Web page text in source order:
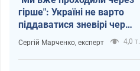
гірше": Україні не варто
піддаватися зневірі через
ракетний терор
Сергій Марченко, експерт 4,0 т.